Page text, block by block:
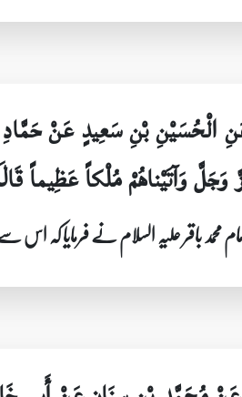
بْنِ سَعِيدٍ عَنْ
وَآتَيْناهُمْ مُلْكاً عَظِيماً
باقر علیہ السلام نے فرمایا کہ